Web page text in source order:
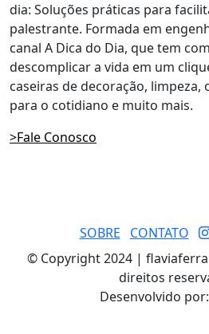
dia: Soluções práticas para
palestrante. Formada em
canal A Dica do Dia, que tem
descomplicar a vida em um
caseiras de decoração,
para o cotidiano e muito mais.
>Fale Conosco
SOBRE
CONTATO
© Copyright 2024 |
direitos
Desenvolvido por: